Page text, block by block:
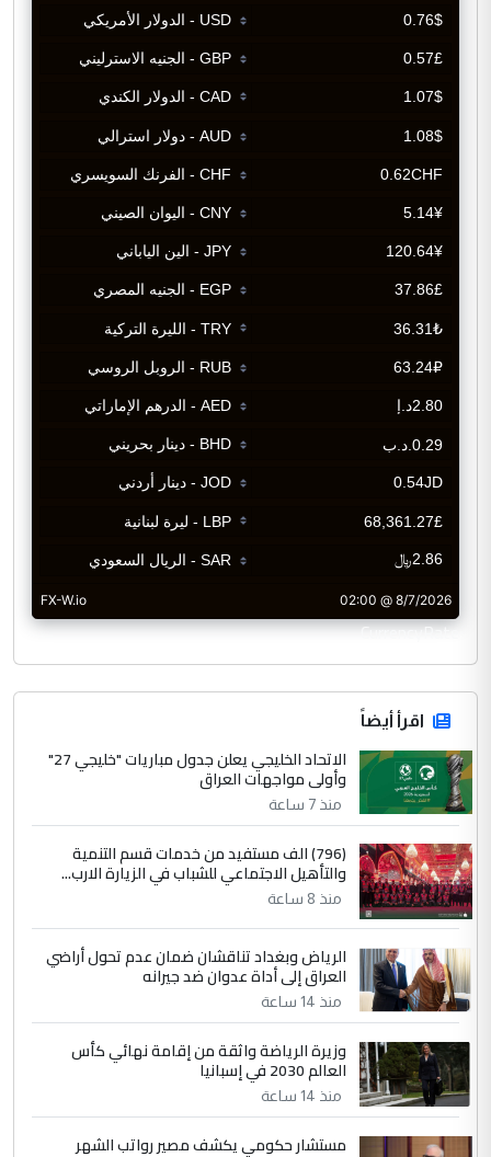
CurrencyRate
اقرأ أيضاً
الاتحاد الخليجي يعلن جدول مباريات "خليجي 27"
وأولى مواجهات العراق
منذ 7 ساعة
(796) الف مستفيد من خدمات قسم التنمية
والتأهيل الاجتماعي للشباب في الزيارة الارب...
منذ 8 ساعة
الرياض وبغداد تناقشان ضمان عدم تحول أراضي
العراق إلى أداة عدوان ضد جيرانه
منذ 14 ساعة
وزيرة الرياضة واثقة من إقامة نهائي كأس
العالم 2030 في إسبانيا
منذ 14 ساعة
مستشار حكومي يكشف مصير رواتب الشهر